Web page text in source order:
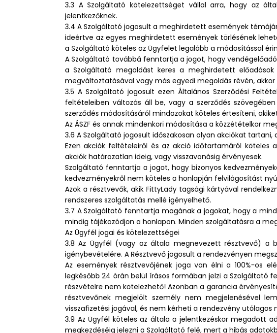
3.3 A Szolgáltató kötelezettséget vállal arra, hogy az
jelentkezőknek.
3.4 A Szolgáltató jogosult a meghirdetett események
ideértve az egyes meghirdetett események törlésének
a Szolgáltató köteles az Ügyfelet legalább a módosítással
A Szolgáltató továbbá fenntartja a jogot, hogy
a Szolgáltató megoldást keres a meghirdetett
megváltoztatásával vagy más egyedi megoldás révén,
3.5 A Szolgáltató jogosult ezen Általános Szerződési
feltételeiben változás áll be, vagy a szerződés
szerződés módosításáról mindazokat köteles értesíteni,
Az ÁSZF és annak mindenkori módosítása a közzétételkor
3.6 A Szolgáltató jogosult időszakosan olyan akciókat
Ezen akciók feltételeiről és az akció időtartamáról
akciók határozatlan ideig, vagy visszavonásig érvényesek.
Szolgáltató fenntartja a jogot, hogy bizonyos
kedvezményekről nem köteles a honlapján felvilágosítást
Azok a résztvevők, akik FittyLady tagsági kártyával
rendszeres szolgáltatás mellé igényelhető.
3.7 A Szolgáltató fenntartja magának a jogokat, hogy a
mindig tájékozódjon a honlapon. Minden szolgáltatásra a
Az Ügyfél jogai és kötelezettségei
3.8 Az Ügyfél (vagy az általa megnevezett résztvevő) a
igénybevételére. A Résztvevő jogosult a rendezvényen
Az események résztvevőjének joga van élni a 100%-os
legkésőbb 24 órán belül írásos formában jelzi a Szolgáltató
részvételre nem kötelezhető! Azonban a garancia
résztvevőnek megjelölt személy nem megjelenésével
visszafizetési jogával, és nem kérheti a rendezvény
3.9 Az Ügyfél köteles az általa a jelentkezéskor megadott
megkezdéséig jelezni a Szolgáltató felé, mert a hibás